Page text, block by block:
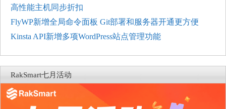
高性能主机同步折扣
FlyWP新增全局命令面板 Git部署和服务器开通更方便
Kinsta API新增多项WordPress站点管理功能
RakSmart七月活动